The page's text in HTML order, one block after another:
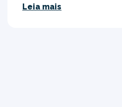
Leia mais